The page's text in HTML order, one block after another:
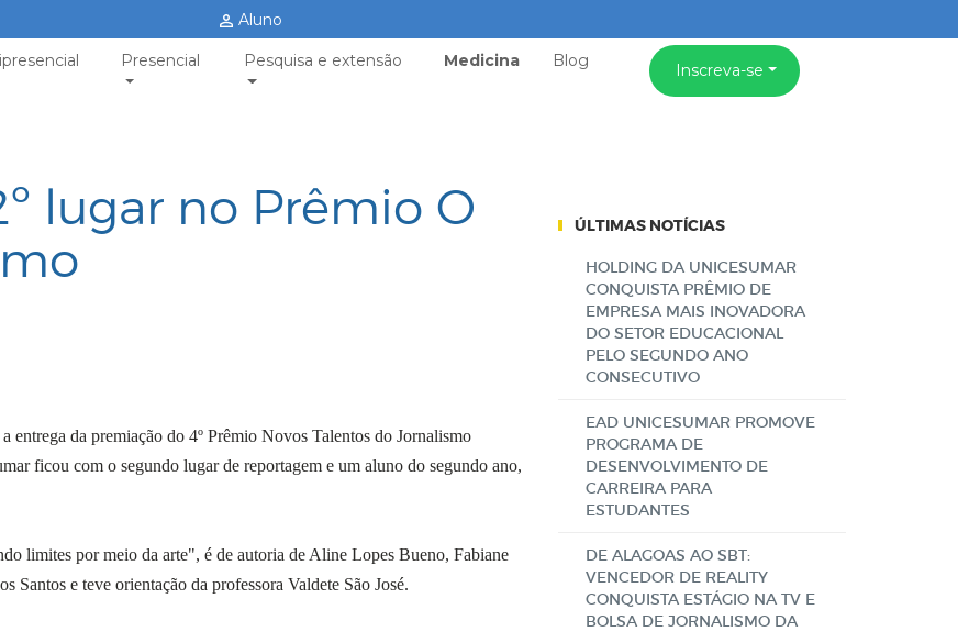
Aluno
Presencial Pesquisa e extensão Medicina Blog Inscreva-se
lugar no Prêmio O
da premiação do 4º Prêmio Novos Talentos do Jornalismo
ficou com o segundo lugar de reportagem e um aluno do segundo ano,
limites por meio da arte", é de autoria de Aline Lopes Bueno, Fabiane
e teve orientação da professora Valdete São José.
ÚLTIMAS NOTÍCIAS
HOLDING DA UNICESUMAR
CONQUISTA PRÊMIO DE
EMPRESA MAIS INOVADORA
DO SETOR EDUCACIONAL
PELO SEGUNDO ANO
CONSECUTIVO
EAD UNICESUMAR PROMOVE
PROGRAMA DE
DESENVOLVIMENTO DE
CARREIRA PARA
ESTUDANTES
DE ALAGOAS AO SBT:
VENCEDOR DE REALITY
CONQUISTA ESTÁGIO NA TV E
BOLSA DE JORNALISMO DA